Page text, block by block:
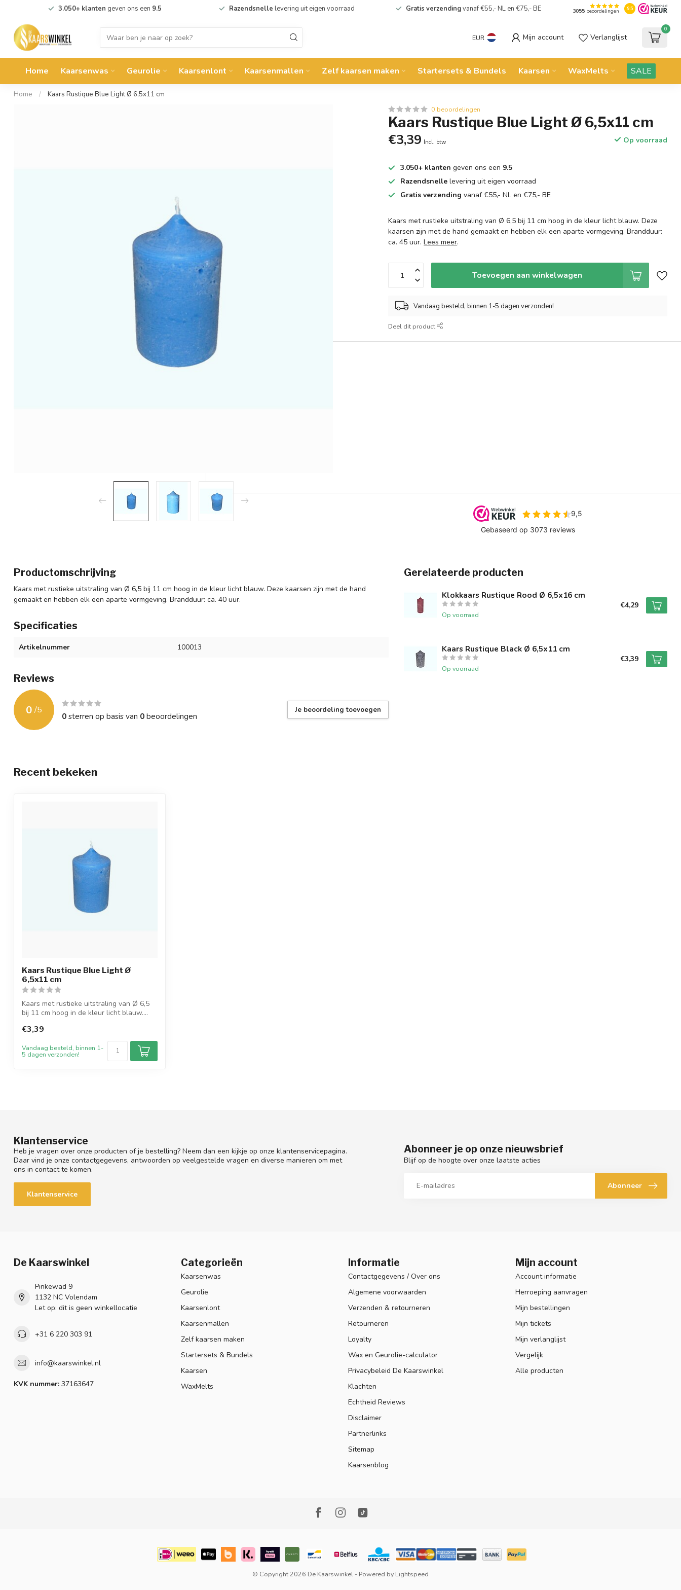
3.050+ klanten geven ons een 9.5 Razendsnelle levering uit eigen voorraad Gratis verzendingvanaf €55,- NL en €75,- BE 3055beoordelingen 9.5
EUR Mijn account Verlanglijst
0
Home Kaarsenwas Geurolie Kaarsenlont Kaarsenmallen Zelf kaarsen maken Startersets & Bundels Kaarsen WaxMelts SALE
Home / Kaars Rustique Blue Light Ø 6,5x11 cm
0 beoordelingen
Kaars Rustique Blue Light Ø 6,5x11 cm
€3,39 Incl. btw Op voorraad
3.050+ klanten geven ons een 9.5
Razendsnelle levering uit eigen voorraad
Gratis verzending vanaf €55,- NL en €75,- BE
Kaars met rustieke uitstraling van Ø 6,5 bij 11 cm hoog in de kleur licht blauw. Deze
kaarsen zijn met de hand gemaakt en hebben elk een aparte vormgeving. Brandduur:
ca. 45 uur.Lees meer.
Toevoegen aan winkelwagen
Vandaag besteld, binnen 1-5 dagen verzonden!
Deel dit product
Productomschrijving
Kaars met rustieke uitstraling van Ø 6,5 bij 11 cm hoog in de kleur licht blauw. Deze kaarsen zijn met de hand
gemaakt en hebben elk een aparte vormgeving. Brandduur: ca. 40 uur.
Specificaties
Artikelnummer 100013
Reviews
0 /5
0sterren op basis van 0beoordelingen
Je beoordeling toevoegen
Gerelateerde producten
Klokkaars Rustique Rood Ø 6,5x16 cm
Op voorraad
€4,29
Kaars Rustique Black Ø 6,5x11 cm
Op voorraad
€3,39
Recent bekeken
Kaars Rustique Blue Light Ø
6,5x11 cm
Kaars met rustieke uitstraling van Ø 6,5
bij 11 cm hoog in de kleur licht blauw....
€3,39
Vandaag besteld, binnen 1-
5 dagen verzonden!
Klantenservice
Heb je vragen over onze producten of je bestelling? Neem dan een kijkje op onze klantenservicepagina.
Daar vind je onze contactgegevens, antwoorden op veelgestelde vragen en diverse manieren om met
ons in contact te komen.
Klantenservice
Abonneer je op onze nieuwsbrief
Blijf op de hoogte over onze laatste acties
Abonneer
De Kaarswinkel
Pinkewad 9
1132 NC Volendam
Let op: dit is geen winkellocatie
+31 6 220 303 91
info@kaarswinkel.nl
KVK nummer: 37163647
Categorieën
Kaarsenwas
Geurolie
Kaarsenlont
Kaarsenmallen
Zelf kaarsen maken
Startersets & Bundels
Kaarsen
WaxMelts
Informatie
Contactgegevens / Over ons
Algemene voorwaarden
Verzenden & retourneren
Retourneren
Loyalty
Wax en Geurolie-calculator
Privacybeleid De Kaarswinkel
Klachten
Echtheid Reviews
Disclaimer
Partnerlinks
Sitemap
Kaarsenblog
Mijn account
Account informatie
Herroeping aanvragen
Mijn bestellingen
Mijn tickets
Mijn verlanglijst
Vergelijk
Alle producten
© Copyright 2026 De Kaarswinkel - Powered by Lightspeed